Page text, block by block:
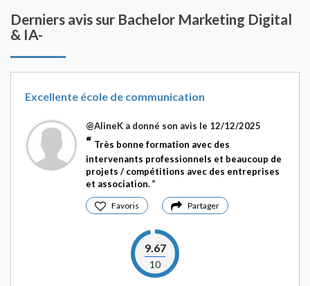
Derniers avis sur Bachelor Marketing Digital
& IA-
Excellente école de communication
@AlineK a donné son avis le 12/12/2025
Très bonne formation avec des
intervenants professionnels et beaucoup de
projets / compétitions avec des entreprises
et association.
Favoris Partager
9.67
10